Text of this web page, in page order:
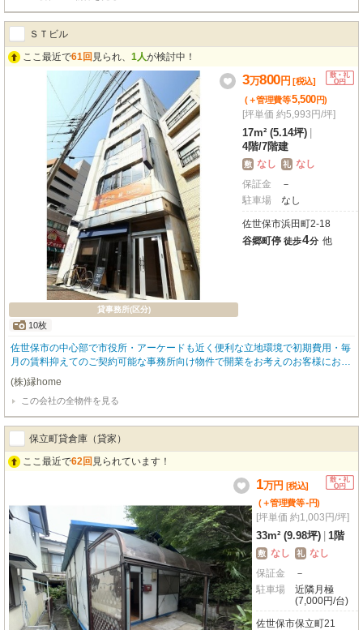
ＳＴビル
ここ最近で61回 見られ、 1人が検討中！
貸事務所(区分)
10枚
3万800円 [税込]
(＋管理費等5,500円)
[坪単価 約5,993円/坪]
17m² (5.14坪)
4階/7階建
敷 なし 礼 なし
保証金
－
駐車場
なし
佐世保市浜田町2-18
谷郷町停 徒歩4分 他
佐世保市の中心部で市役所・アーケードも近く便利な立地環境で初期費用・毎
月の賃料抑えてのご契約可能な事務所向け物件で開業をお考えのお客様にお勧
め物件です!！当テナントに関してのご相談はお気軽に㈱縁homeへお問い合わ
せくださいませ。
(株)縁home
この会社の全物件を見る
保立町貸倉庫（貸家）
ここ最近で62回 見られています！
1万円 [税込]
(＋管理費等-円)
[坪単価 約1,003円/坪]
33m² (9.98坪) 1階
敷 なし 礼 なし
保証金
－
駐車場
近隣月極
(7,000円/台)
佐世保市保立町21